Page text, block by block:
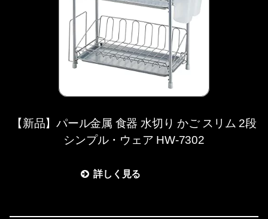
【新品】パール金属 食器 水切り かご スリム 2段
シンプル・ウェア HW-7302
詳しく見る